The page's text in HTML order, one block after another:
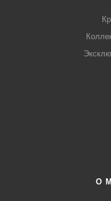
О